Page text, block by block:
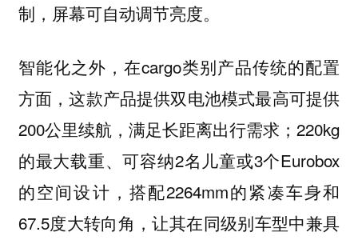
制，屏幕可自动调节亮度。
智能化之外，在cargo类别产品传统的配置
方面，这款产品提供双电池模式最高可提供
200公里续航，满足长距离出行需求；220kg
的最大载重、可容纳2名儿童或3个Eurobox
的空间设计，搭配2264mm的紧凑车身和
67.5度大转向角，让其在同级别车型中兼具